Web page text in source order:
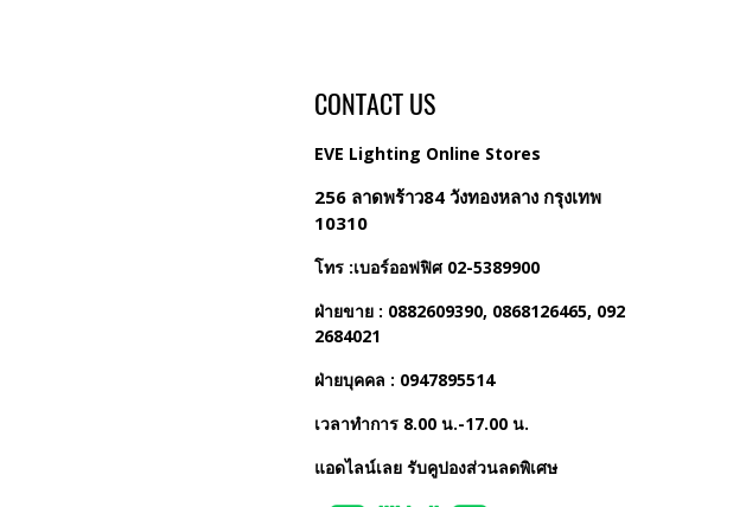
CONTACT US
EVE Lighting Online Stores
256 ลาดพร้าว84 วังทองหลาง กรุงเทพ
10310
โทร :เบอร์ออฟฟิศ 02-5389900
ฝ่ายขาย : 0882609390, 0868126465, 092
2684021
ฝ่ายบุคคล : 0947895514
เวลาทำการ 8.00 น.-17.00 น.
แอดไลน์เลย รับคูปองส่วนลดพิเศษ